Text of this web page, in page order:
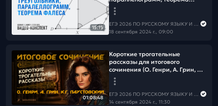
15:15
Фалеса
ЕГЭ 2026 ПО РУССКОМУ ЯЗЫКУ И МАТЕМАТИКЕ
18 сентября 2024 г., 09:00
01:08:48
Короткие трогательные
рассказы для итогового
сочинения (О. Генри, А. Грин, К.Г.
Паустовский).
ЕГЭ 2026 ПО РУССКОМУ ЯЗЫКУ И МАТЕМАТИКЕ
14 сентября 2024 г., 11:30